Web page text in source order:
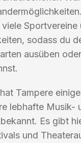
Sportvereine
sodass du
ausüben
Tampere
lebhafte Musik-
Es gibt
und